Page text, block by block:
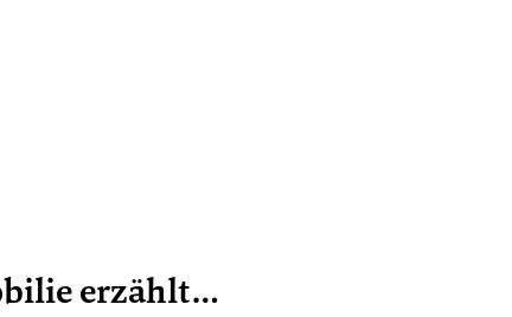
erzählt…